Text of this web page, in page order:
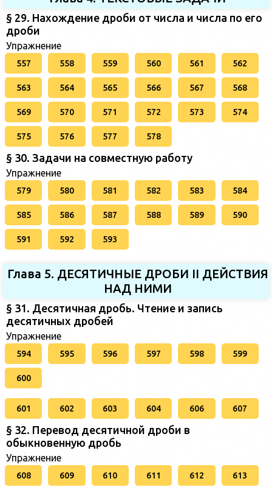
§ 29. Нахождение дроби от числа и числа по его
дроби
Упражнение
557 558 559 560 561 562
563 564 565 566 567 568
569 570 571 572 573 574
575 576 577 578
§ 30. Задачи на совместную работу
Упражнение
579 580 581 582 583 584
585 586 587 588 589 590
591 592 593
Глава 5. ДЕСЯТИЧНЫЕ ДРОБИ II ДЕЙСТВИЯ
НАД НИМИ
§ 31. Десятичная дробь. Чтение и запись
десятичных дробей
Упражнение
594 595 596 597 598 599
600
601 602 603 604 606 607
§ 32. Перевод десятичной дроби в
обыкновенную дробь
Упражнение
608 609 610 611 612 613